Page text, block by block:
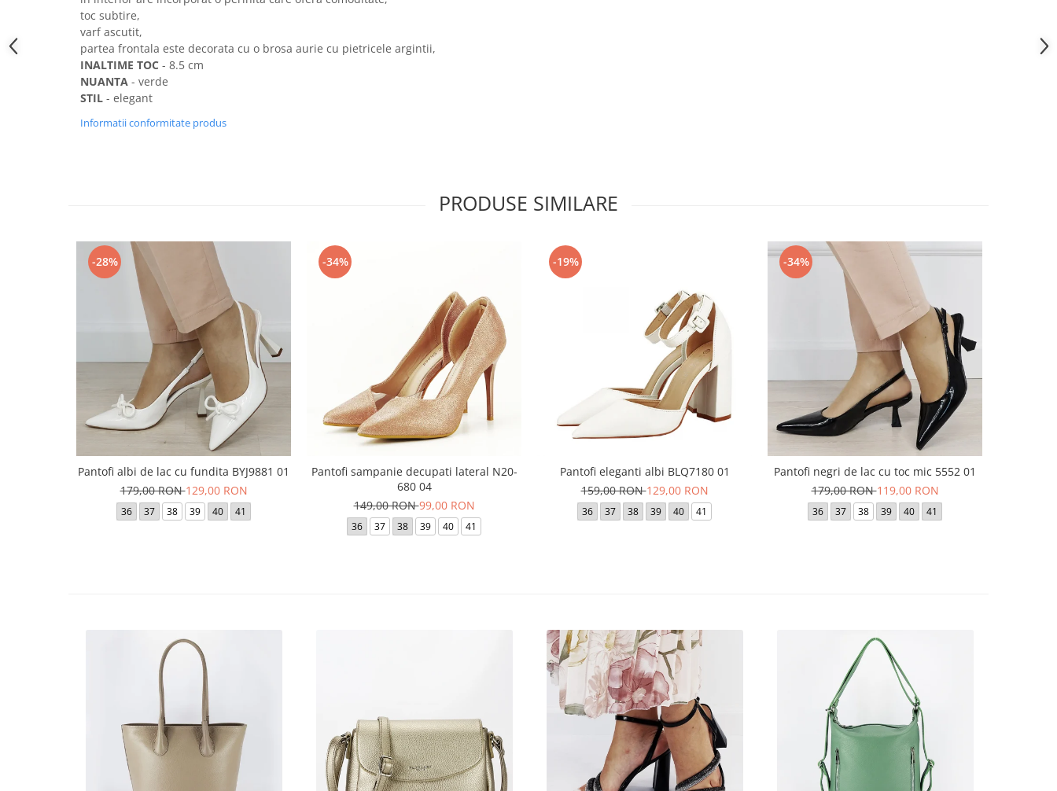
toc subtire,
varf ascutit,
partea frontala este decorata cu o brosa aurie cu pietricele argintii,
INALTIME TOC - 8.5 cm
NUANTA - verde
STIL - elegant
Informatii conformitate produs
PRODUSE SIMILARE
-28%
Pantofi albi de lac cu fundita BYJ9881 01
179,00 RON129,00 RON
36 37 38 39 40 41
-34%
Pantofi sampanie decupati lateral N20-
680 04
149,00 RON99,00 RON
36 37 38 39 40 41
-19%
Pantofi eleganti albi BLQ7180 01
159,00 RON129,00 RON
36 37 38 39 40 41
-34%
Pantofi negri de lac cu toc mic 5552 01
179,00 RON119,00 RON
36 37 38 39 40 41